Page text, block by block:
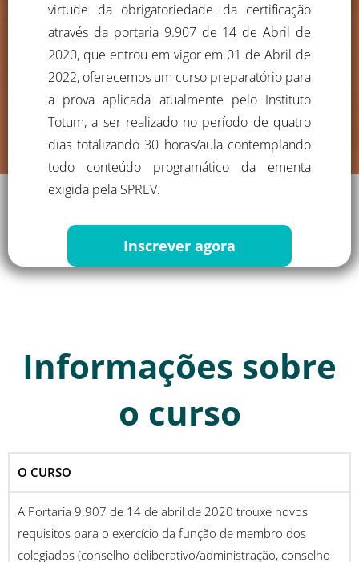
virtude da obrigatoriedade da certificação
através da portaria 9.907 de 14 de Abril de
2020, que entrou em vigor em 01 de Abril de
2022, oferecemos um curso preparatório para
a prova aplicada atualmente pelo Instituto
Totum, a ser realizado no período de quatro
dias totalizando 30 horas/aula contemplando
todo conteúdo programático da ementa
exigida pela SPREV.
Inscrever agora
Informações sobre
o curso
O CURSO
A Portaria 9.907 de 14 de abril de 2020 trouxe novos
requisitos para o exercício da função de membro dos
colegiados (conselho deliberativo/administração, conselho